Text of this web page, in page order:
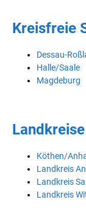
Kreisfreie
Dessau-
Halle/Saale
Magdeburg
Köthen/
Landkreis
Landkreis
Landkreis